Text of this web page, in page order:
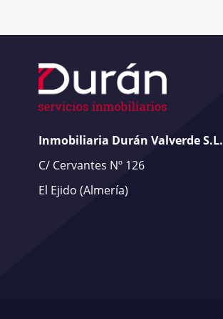
Inmobiliaria Durán Valverde S.L.
C/ Cervantes Nº 126
El Ejido (Almería)